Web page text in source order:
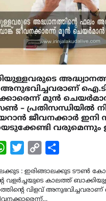
അനുഭവിച്ചവരാണ്
മുൻ
– പ്രതിസന്ധിയിൽ
ജീവനക്കാർ ഇനി
വരുമെന്നും
WhatsAppTwitterCopy
: ഇരിങ്ങാലക്കുട ടൗൺ കോ-
വളർച്ചയുടെ കാലത്ത്
വിളവ്